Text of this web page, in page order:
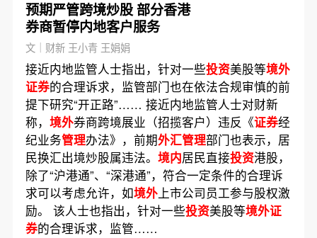
预期严管跨境炒股 部分香港
券商暂停内地客户服务
文｜财新 王小青 王娟娟
接近内地监管人士指出，针对一些投资美股等境外
证券的合理诉求，监管部门也在依法合规审慎的前
提下研究“开正路”…… 接近内地监管人士对财新
称， 境外券商跨境展业（招揽客户）违反《证券经
纪业务管理办法》，前期外汇管理部门也表示，居
民换汇出境炒股属违法。 境内居民直接投资港股，
除了“沪港通”、“深港通”，符合一定条件的合理诉
求可以考虑允许，如境外上市公司员工参与股权激
励。 该人士也指出，针对一些投资美股等境外证
券的合理诉求，监管……